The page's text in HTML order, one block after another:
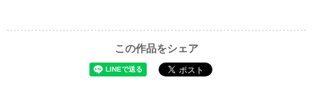
この作品をシェア